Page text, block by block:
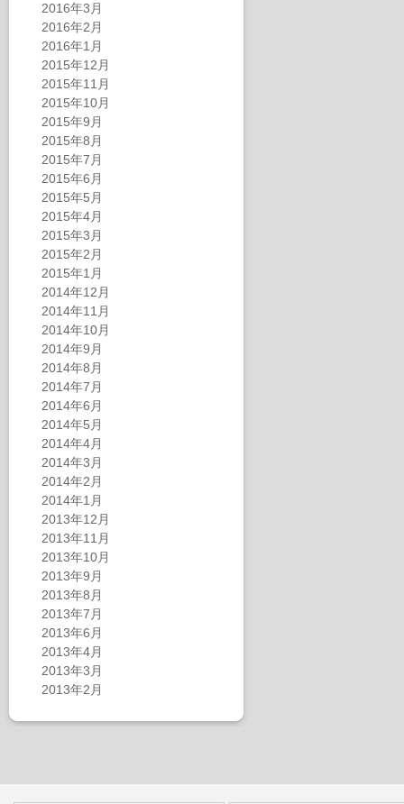
2016年3月
2016年2月
2016年1月
2015年12月
2015年11月
2015年10月
2015年9月
2015年8月
2015年7月
2015年6月
2015年5月
2015年4月
2015年3月
2015年2月
2015年1月
2014年12月
2014年11月
2014年10月
2014年9月
2014年8月
2014年7月
2014年6月
2014年5月
2014年4月
2014年3月
2014年2月
2014年1月
2013年12月
2013年11月
2013年10月
2013年9月
2013年8月
2013年7月
2013年6月
2013年4月
2013年3月
2013年2月